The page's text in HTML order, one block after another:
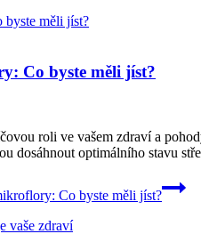
Co byste měli jíst?
roli ve vašem zdraví a
dosáhnout optimálního stavu
Co byste měli jíst?